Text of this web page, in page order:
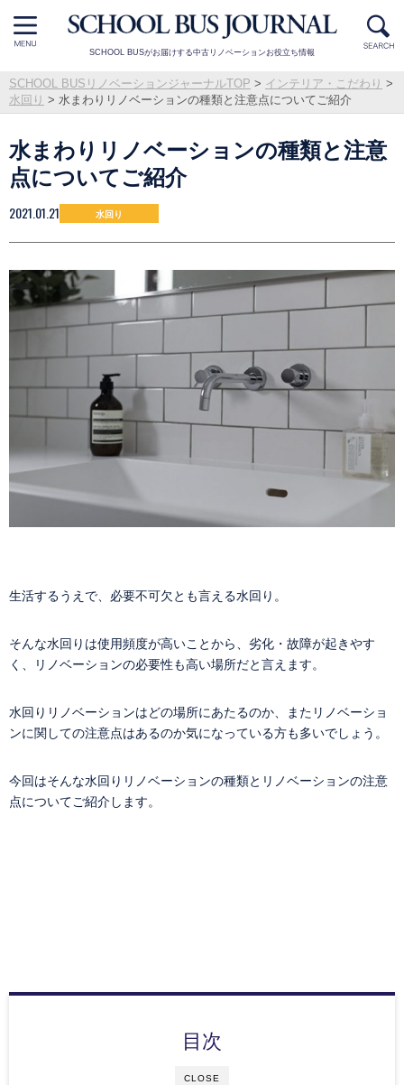
SCHOOL BUSがお届けする中古リノベーションお役立ち情報
SCHOOL BUSリノベーションジャーナルTOP > インテリア・こだわり >
水回り > 水まわりリノベーションの種類と注意点についてご紹介
水まわりリノベーションの種類と注意
点についてご紹介
2021.01.21 水回り
生活するうえで、必要不可欠とも言える水回り。
そんな水回りは使用頻度が高いことから、劣化・故障が起きやす
く、リノベーションの必要性も高い場所だと言えます。
水回りリノベーションはどの場所にあたるのか、またリノベーショ
ンに関しての注意点はあるのか気になっている方も多いでしょう。
今回はそんな水回りリノベーションの種類とリノベーションの注意
点についてご紹介します。
CLOSE
目次